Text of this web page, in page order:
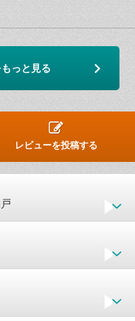
っと見る
レビューを投稿する